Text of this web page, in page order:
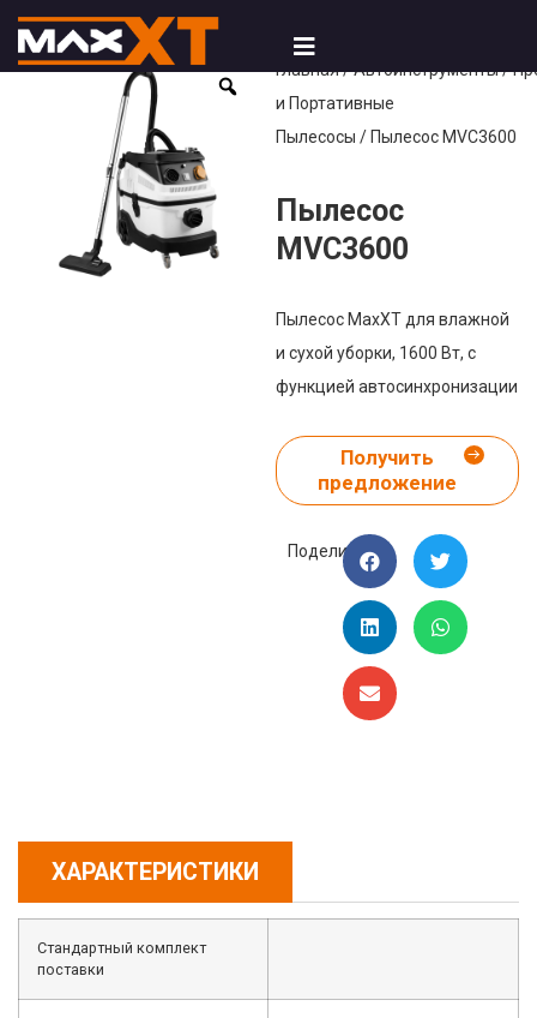
Главная/Автоинструменты/
и Портативные
Пылесосы / Пылесос MVC3600
Пылесос
MVC3600
Пылесос MaxXT для влажной
и сухой уборки, 1600 Вт, с
функцией автосинхронизации
Получить
предложение
Поделиться:
ХАРАКТЕРИСТИКИ
Стандартный комплект
поставки